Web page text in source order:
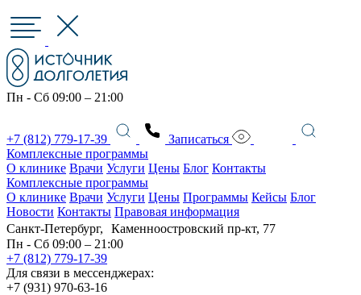
Пн - Сб 09:00 – 21:00
+7 (812) 779-17-39
Записаться
Комплексные программы
О клинике Врачи Услуги Цены Блог Контакты
Комплексные программы
О клинике Врачи Услуги Цены Программы Кейсы Блог
Новости Контакты Правовая информация
Санкт-Петербург, Каменноостровский пр-кт, 77
Пн - Сб 09:00 – 21:00
+7 (812) 779-17-39
Для связи в мессенджерах:
+7 (931) 970-63-16